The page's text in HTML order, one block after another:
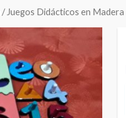
/ Juegos Didácticos en Madera